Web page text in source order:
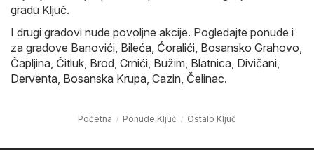
gradu Ključ.
I drugi gradovi nude povoljne akcije. Pogledajte ponude i
za gradove Banovići Bileća Ćoralići Bosansko Grahovo
Čapljina Čitluk Brod Crnići Bužim Blatnica Divičani
Derventa Bosanska Krupa Cazin Čelinac.
Početna Ponude Ključ Ostalo Ključ